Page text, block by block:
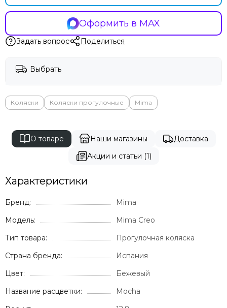
Оформить в MAX
Задать вопрос Поделиться
Выбрать
Коляски Коляски прогулочные Mima
О товаре Наши магазины
Доставка
Акции и статьи (1)
Характеристики
Бренд:
Mima
Модель:
Mima Creo
Тип товара:
Прогулочная коляска
Страна бренда:
Испания
Цвет:
Бежевый
Название расцветки:
Mocha